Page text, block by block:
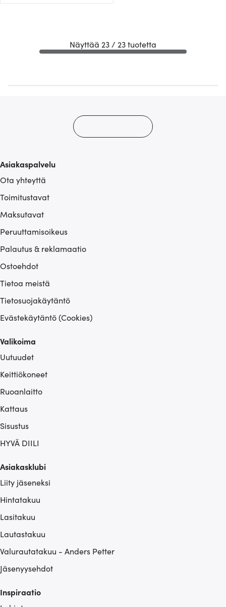
Näyttää 23 / 23 tuotetta
Asiakaspalvelu
Ota yhteyttä
Toimitustavat
Maksutavat
Peruuttamisoikeus
Palautus & reklamaatio
Ostoehdot
Tietoa meistä
Tietosuojakäytäntö
Evästekäytäntö (Cookies)
Valikoima
Uutuudet
Keittiökoneet
Ruoanlaitto
Kattaus
Sisustus
HYVÄ DIILI
Asiakasklubi
Liity jäseneksi
Hintatakuu
Lasitakuu
Lautastakuu
Valurautatakuu - Anders Petter
Jäsenyysehdot
Inspiraatio